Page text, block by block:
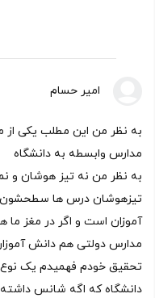
امیر حسام
به نظر من این مطلب یکی
مدارس وابسطه به دانشگاه
به نظر من نه تیز هوشان و
تیزهوشان درس ها سطحشون
آموزان است و اگر در مغز ما
مدارس دولتی هم دانش
تحقیق خودم فهمیدم یک
دانشگاه که اگه شانس